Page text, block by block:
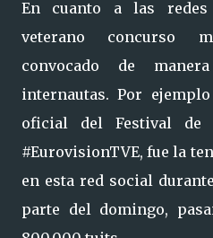
En cuanto a las
veterano concurso
convocado de
internautas. Por
oficial del Festival de
#EurovisionTVE, fue la
en esta red social
parte del domingo,